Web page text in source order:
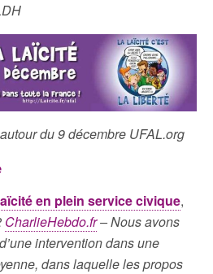
du 9 décembre UFAL.org
en plein service civique,
CharlieHebdo.fr– Nous avons
intervention dans une
dans laquelle les propos